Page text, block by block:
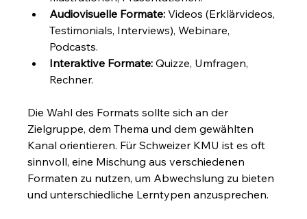
Audiovisuelle Formate: Videos (Erklärvideos,
Testimonials, Interviews), Webinare,
Podcasts.
Interaktive Formate: Quizze, Umfragen,
Rechner.
Die Wahl des Formats sollte sich an der
Zielgruppe, dem Thema und dem gewählten
Kanal orientieren. Für Schweizer KMU ist es oft
sinnvoll, eine Mischung aus verschiedenen
Formaten zu nutzen, um Abwechslung zu bieten
und unterschiedliche Lerntypen anzusprechen.